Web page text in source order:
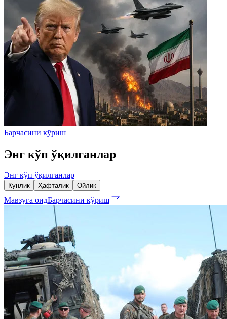
Барчасини кўриш
Энг кўп ўқилганлар
Энг кўп ўқилганлар
Кунлик Ҳафталик Ойлик
Мавзуга оидБарчасини кўриш